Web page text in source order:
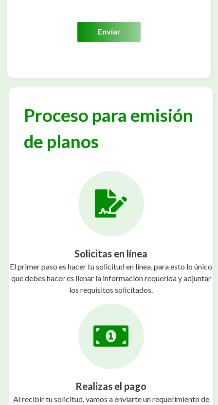
Enviar
Proceso para emisión
de planos
Solicitas en línea
El primer paso es hacer tu solicitud en línea, para esto lo único
que debes hacer es llenar la información requerida y adjuntar
los requisitos solicitados.
Realizas el pago
Al recibir tu solicitud, vamos a enviarte un requerimiento de